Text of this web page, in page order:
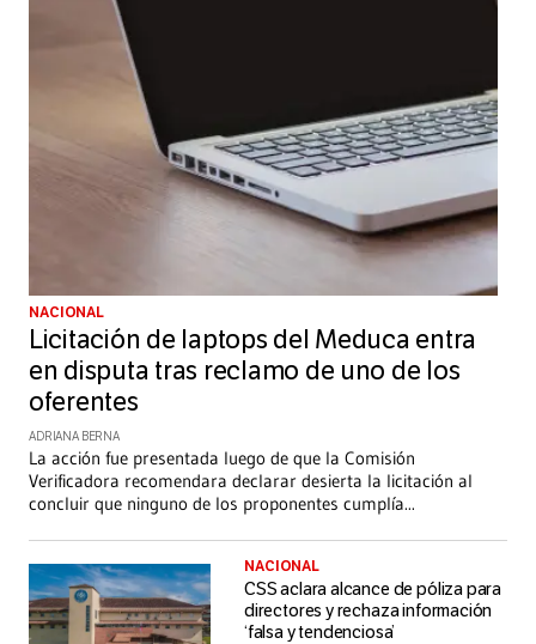
NACIONAL
Licitación de laptops del Meduca entra
en disputa tras reclamo de uno de los
oferentes
ADRIANA BERNA
La acción fue presentada luego de que la Comisión
Verificadora recomendara declarar desierta la licitación al
concluir que ninguno de los proponentes cumplía...
NACIONAL
CSS aclara alcance de póliza para
directores y rechaza información
‘falsa y tendenciosa’